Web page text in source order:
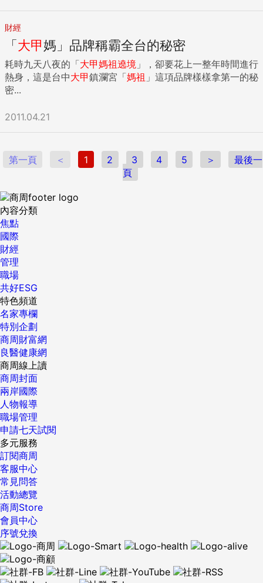
財經
「大甲媽」品牌稱霸全台的秘密
耗時九天八夜的「大甲媽祖遶境 」，卻要花上一整年時間進行
熱身，這是台中大甲鎮瀾宮「媽祖 」這項品牌樣樣拿第一的秘
密...
2011.04.21
第一頁 ＜ 1 2 3 4 5 ＞
最後一
頁
內容分類
焦點
國際
財經
管理
職場
共好ESG
特色頻道
名家專欄
特別企劃
商周財富網
良醫健康網
商周線上讀
商周封面
兩岸國際
人物報導
職場管理
申請七天試閱
多元服務
訂閱商周
客服中心
常見問答
活動總覽
商周Store
會員中心
序號兌換